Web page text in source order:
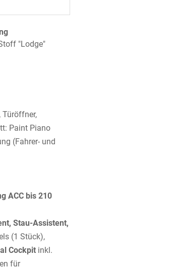
"Lodge"
Paint Piano
(Fahrer- und
ACC bis 210
Stau-Assistent,
(1 Stück),
Cockpit inkl.
für